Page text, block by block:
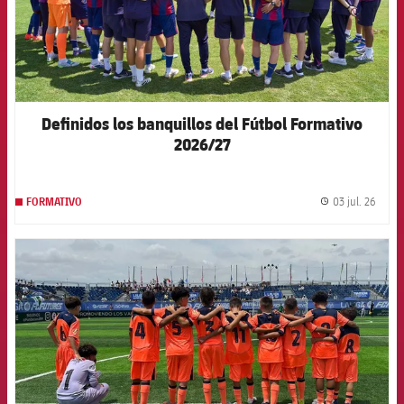
Definidos los banquillos del Fútbol Formativo
2026/27
FORMATIVO 03 jul. 26
FCB Barcelona badge